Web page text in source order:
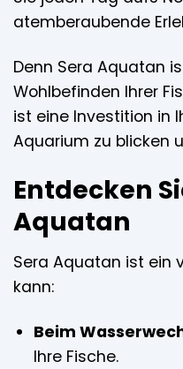
atemberaubende
Denn Sera Aquatan
Wohlbefinden Ihrer
ist eine Investition in
Aquarium zu blicken
Entdecken
Aquatan
Sera Aquatan ist ein
kann:
Beim
Ihre Fische.